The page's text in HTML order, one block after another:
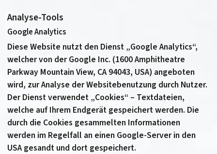
Analyse-Tools
Google Analytics
Diese Website nutzt den Dienst „Google Analytics“,
welcher von der Google Inc. (1600 Amphitheatre
Parkway Mountain View, CA 94043, USA) angeboten
wird, zur Analyse der Websitebenutzung durch Nutzer.
Der Dienst verwendet „Cookies“ – Textdateien,
welche auf Ihrem Endgerät gespeichert werden. Die
durch die Cookies gesammelten Informationen
werden im Regelfall an einen Google-Server in den
USA gesandt und dort gespeichert.